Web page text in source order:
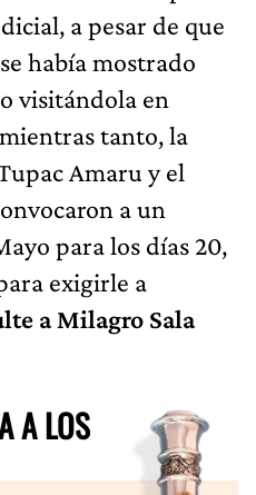
a pesar de que
había mostrado
visitándola en
tanto, la
Amaru y el
a un
para los días 20,
exigirle a
a Milagro Sala
A LOS